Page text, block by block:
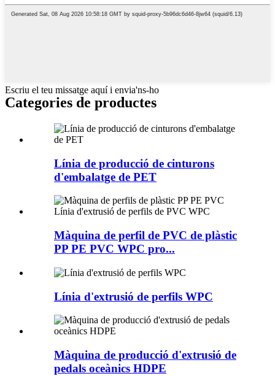
Escriu el teu missatge aquí i envia'ns-ho
Categories de productes
Línia de producció de cinturons
d'embalatge de PET
Màquina de perfil de PVC de plàstic
PP PE PVC WPC pro...
Línia d'extrusió de perfils WPC
Màquina de producció d'extrusió de
pedals oceànics HDPE